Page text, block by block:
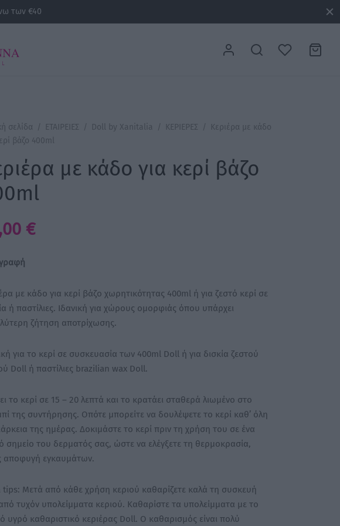
των €40
σελίδα / ΕΤΑΙΡΕΙΕΣ / Doll by Xanitalia / ΚΕΡΙΕΡΕΣ /
Κεριέρα με κάδο
βάζο 400ml
με κάδο για κερί βάζο
€
με κάδο για κερί βάζο χωρητικότητας 400ml ή για ζεστό κερί σε
ή παστίλιες. Ιδανική για χώρους ομορφιάς όπου υπάρχει
ζήτηση αποτρίχωσης.
για το κερί σε συσκευασία των 400ml Doll ή για δισκία ζεστού
Doll ή παστίλιες brazilian wax Doll.
το κερί σε 15 – 20 λεπτά και το κρατάει σταθερά λιωμένο στο
της συντήρησης. Οπότε μπορείτε να δουλέψετε το κερί καθ’ όλη
της ημέρας. Δοκιμάστε το κερί πριν τη χρήση του σε ένα
σημείο του δερματός σας, ώστε να ελέγξετε τη θερμοκρασία,
αποφυγή εγκαυμάτων.
tips: Μετά από κάθε χρήση κεριού καθαρίζετε καλά τη συσκευή
τυχόν υπολείμματα κεριού. Καθαρίστε τα υπολείμματα με το
υγρό καθαριστικό κεριέρας Doll. Ο καθαρισμός είναι πολύ